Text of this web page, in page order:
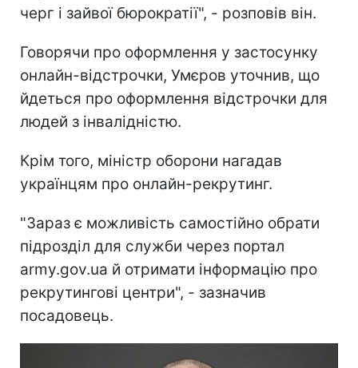
черг і зайвої бюрократії", - розповів він.
Говорячи про оформлення у застосунку
онлайн-відстрочки, Умєров уточнив, що
йдеться про оформлення відстрочки для
людей з інвалідністю.
Крім того, міністр оборони нагадав
українцям про онлайн-рекрутинг.
"Зараз є можливість самостійно обрати
підрозділ для служби через портал
army.gov.ua й отримати інформацію про
рекрутингові центри", - зазначив
посадовець.